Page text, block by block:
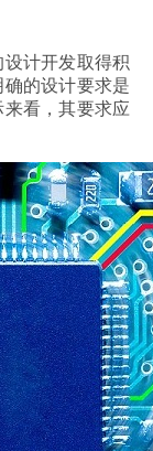
计开发取得积
的设计要求是
看，其要求应